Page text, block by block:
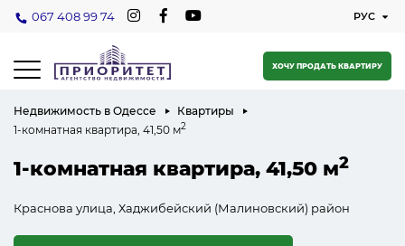
067 408 99 74
ХОЧУ ПРОДАТЬ КВАРТИРУ
Недвижимость в Одессе
Квартиры
1-комнатная квартира, 41,50 м2
1-комнатная квартира, 41,50 м2
Краснова улица, Хаджибейский (Малиновский) район